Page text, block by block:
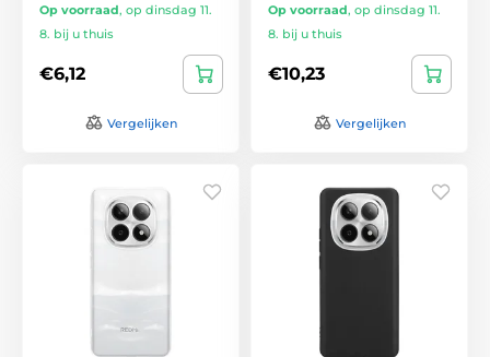
Op voorraad, op dinsdag 11.
8. bij u thuis
€6,12
Vergelijken
Op voorraad, op dinsdag 11.
8. bij u thuis
€10,23
Vergelijken